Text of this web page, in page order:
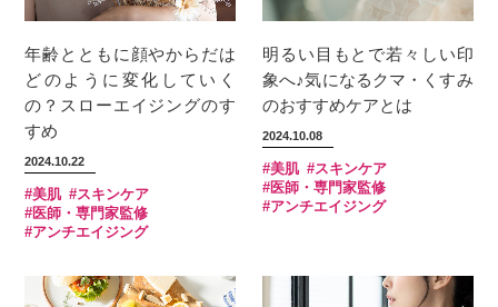
年齢とともに顔やからだは
どのように変化していく
の？スローエイジングのす
すめ
2024.10.22
#美肌 #スキンケア
#医師・専門家監修
#アンチエイジング
明るい目もとで若々しい印
象へ♪気になるクマ・くすみ
のおすすめケアとは
2024.10.08
#美肌 #スキンケア
#医師・専門家監修
#アンチエイジング